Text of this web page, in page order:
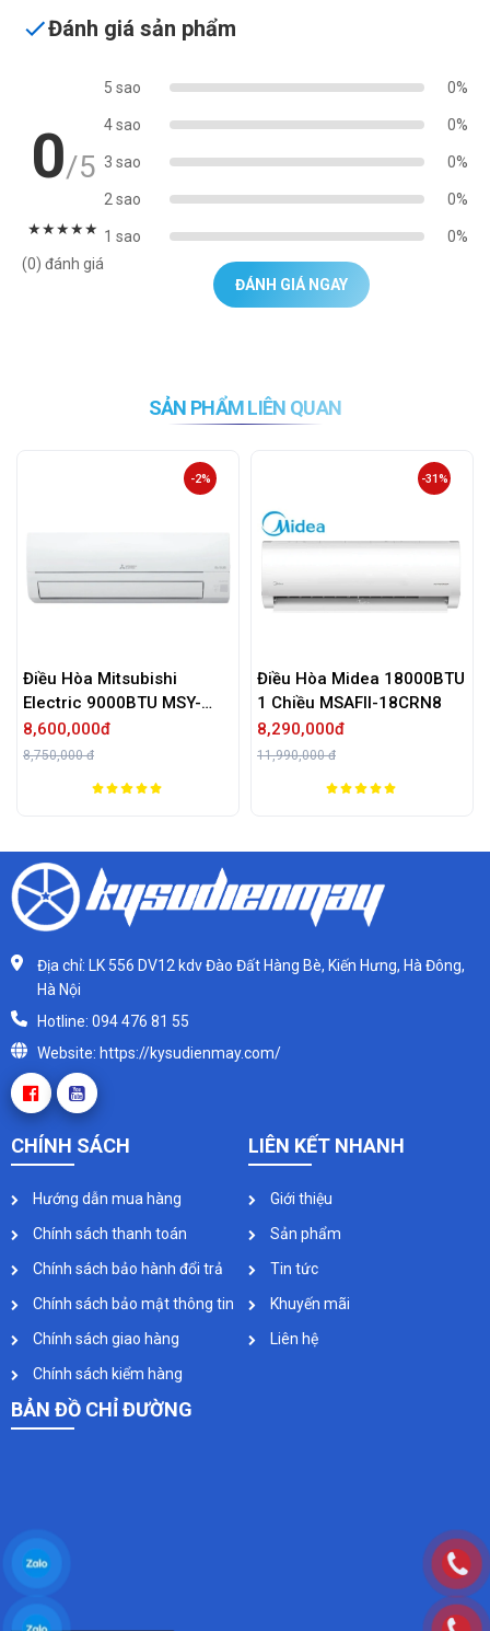
Đánh giá sản phẩm
0/5
★★★★★
(0) đánh giá
5 sao 0%
4 sao 0%
3 sao 0%
2 sao 0%
1 sao 0%
ĐÁNH GIÁ NGAY
SẢN PHẨM LIÊN QUAN
MSY-
Điều Hòa Midea 18000BTU
1 Chiều MSAFII-18CRN8
Điều Hòa
24000BTU 2
Địa chỉ: LK 556 DV12 kdv Đào Đất Hàng Bè, Kiến Hưng, Hà Đông,
Hà Nội
Hotline: 094 476 81 55
Website: https://kysudienmay.com/
CHÍNH SÁCH
Hướng dẫn mua hàng
Chính sách thanh toán
Chính sách bảo hành đổi trả
Chính sách bảo mật thông tin
Chính sách giao hàng
Chính sách kiểm hàng
LIÊN KẾT NHANH
Giới thiệu
Sản phẩm
Tin tức
Khuyến mãi
Liên hệ
BẢN ĐỒ CHỈ ĐƯỜNG